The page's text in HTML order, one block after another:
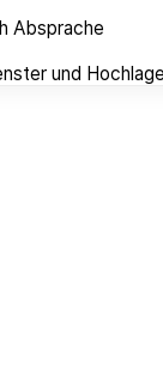
Absprache
und